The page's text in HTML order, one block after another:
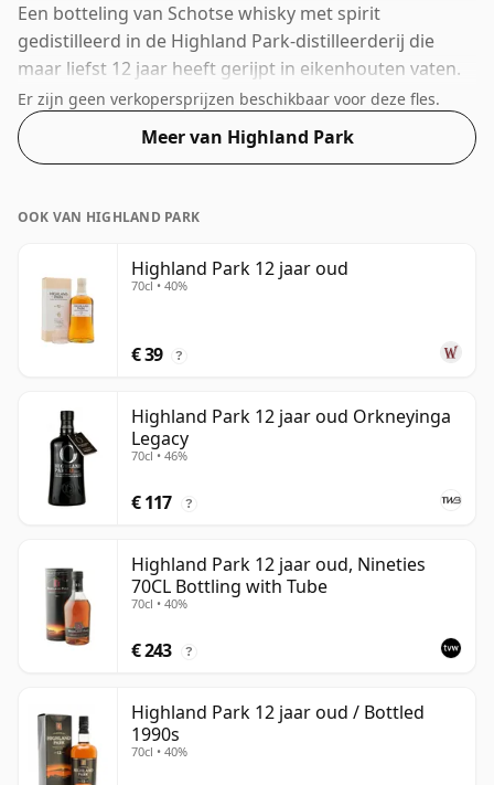
Een botteling van Schotse whisky met spirit
gedistilleerd in de Highland Park-distilleerderij die
maar liefst 12 jaar heeft gerijpt in eikenhouten vaten.
Fans van whisky's met een hogere sterkte zullen niet
teleurgesteld worden door deze botteling met een
alcoholpercentage van 50,5%.
Er zijn geen verkopersprijzen beschikbaar voor deze fles.
Meer van Highland Park
OOK VAN HIGHLAND PARK
Highland Park 12 jaar oud
70cl • 40%
€ 39 ?
Highland Park 12 jaar oud Orkneyinga
Legacy
70cl • 46%
€ 117 ?
Highland Park 12 jaar oud, Nineties
70CL Bottling with Tube
70cl • 40%
€ 243 ?
Highland Park 12 jaar oud / Bottled
1990s
70cl • 40%